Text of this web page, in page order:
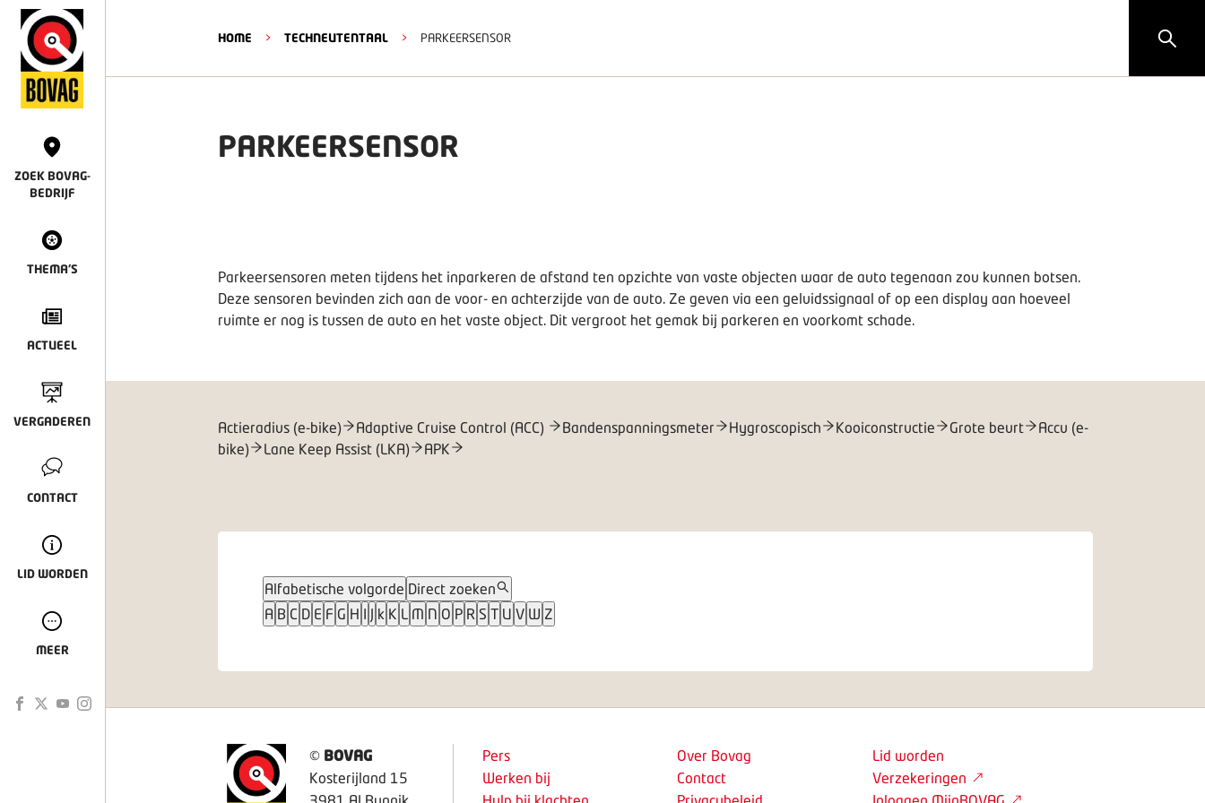
ZOEK BOVAG-
BEDRIJF
THEMA'S
ACTUEEL
VERGADEREN
CONTACT
LID WORDEN
MEER
HOME > TECHNEUTENTAAL > PARKEERSENSOR
PARKEERSENSOR
Parkeersensoren meten tijdens het inparkeren de afstand ten opzichte van vaste objecten waar de auto tegenaan zou kunnen botsen.
Deze sensoren bevinden zich aan de voor- en achterzijde van de auto. Ze geven via een geluidssignaal of op een display aan hoeveel
ruimte er nog is tussen de auto en het vaste object. Dit vergroot het gemak bij parkeren en voorkomt schade.
Actieradius (e-bike) Adaptive Cruise Control (ACC) Bandenspanningsmeter Hygroscopisch Kooiconstructie Grote beurt
Accu (e-
bike)
Lane Keep Assist (LKA) APK
Alfabetische volgorde Direct zoeken
A B C D E F G H I J k K L M N O P R S T U V W Z
© BOVAG
Kosterijland 15
Pers
Werken bij
Over Bovag
Contact
Lid worden
Verzekeringen